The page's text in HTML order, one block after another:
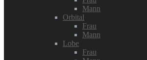
Mann
Orbital
Frau
Mann
Lobe
Frau